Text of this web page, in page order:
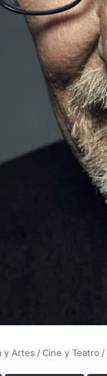
y Artes /Cine y Teatro /